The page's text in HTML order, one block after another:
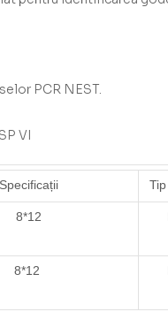
PCR NEST.
VI
Specificații
8*12
8*12